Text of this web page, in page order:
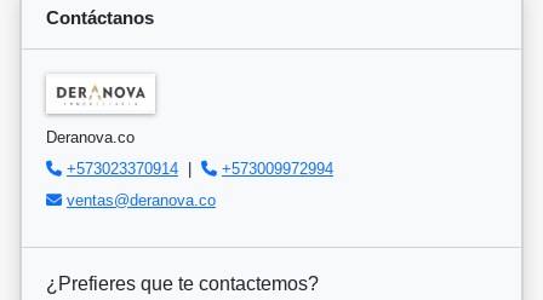
Contáctanos
Deranova.co
+573023370914
+573009972994
ventas@deranova.co
¿Prefieres que te contactemos?